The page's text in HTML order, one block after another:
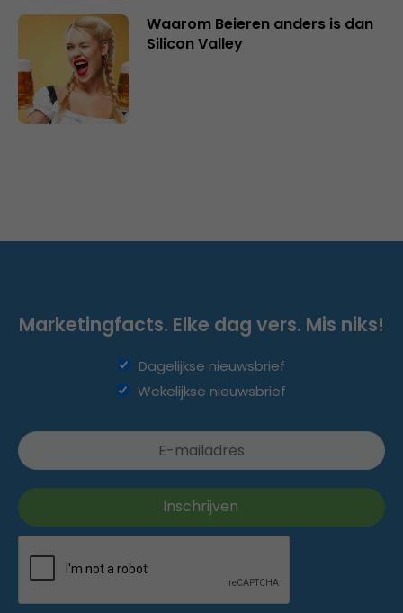
Waarom Beieren anders is dan
Silicon Valley
Marketingfacts. Elke dag vers. Mis niks!
Dagelijkse nieuwsbrief
Wekelijkse nieuwsbrief